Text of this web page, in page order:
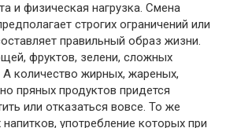
и физическая нагрузка. Смена
строгих ограничений или
правильный образ жизни.
фруктов, зелени, сложных
А количество жирных, жареных,
пряных продуктов придется
или отказаться вовсе. То же
напитков, употребление которых при